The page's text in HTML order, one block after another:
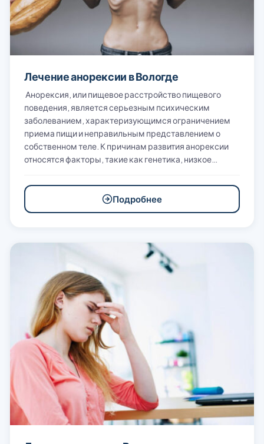
Лечение анорексии в Вологде
Анорексия, или пищевое расстройство пищевого
поведения, является серьезным психическим
заболеванием, характеризующимся ограничением
приема пищи и неправильным представлением о
собственном теле. К причинам развития анорексии
относятся факторы, такие как генетика, низкое…
Подробнее